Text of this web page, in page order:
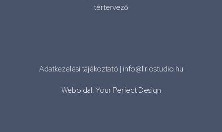
tértervező
Adatkezelési tájékoztató | info@liriostudio.hu
Weboldal: Your Perfect Design